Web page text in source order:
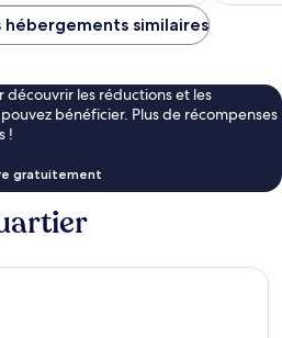
de
hébergements similaires
découvrir les réductions et les
bénéficier. Plus de récompenses
!
gratuitement